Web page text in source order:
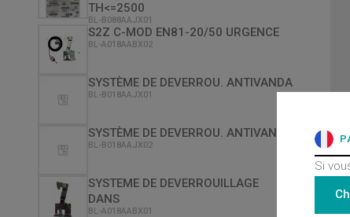
TH<=2500
BL-B088AAJX01
S2Z C-MOD EN81-20/50 URGENCE
BL-A018AABX02
SYSTÈME DE DEVERROU. ANTIVANDA
BL-B018AAJX01
SYSTÈME DE DEVERROU. ANTIVANDA
BL-B018AAJX02
SYSTEME DE DEVERROUILLAGE
DANS
BL-A018AABX01
Si